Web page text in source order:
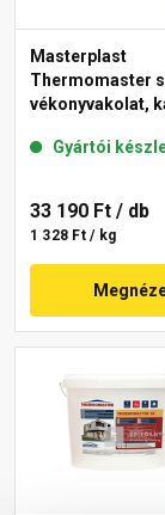
Masterplast
Thermomaster
vékonyvakolat,
Gyártói
33 190 Ft / db
1 328 Ft / kg